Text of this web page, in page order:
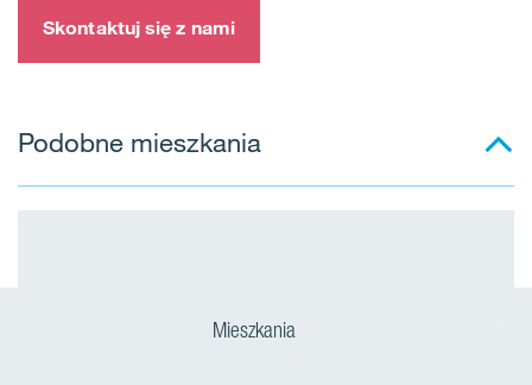
Skontaktuj się z nami
Podobne mieszkania
Mieszkania